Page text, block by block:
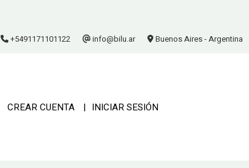
+5491171101122 info@bilu.ar Buenos Aires - Argentina
CREAR CUENTA INICIAR SESIÓN